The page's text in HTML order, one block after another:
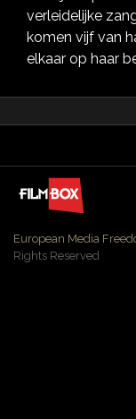
verleidelijke
komen vijf van
elkaar op haar
European Media
Rights Reserved